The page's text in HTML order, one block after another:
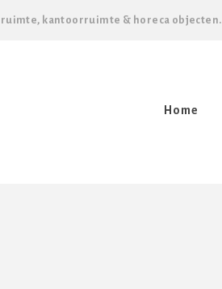
kantoorruimte & horeca objecten.
Home